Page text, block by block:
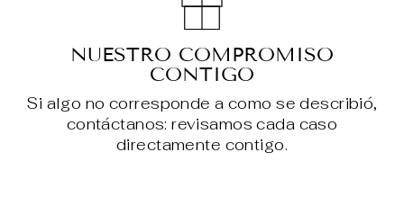
NUESTRO COMPROMISO
CONTIGO
Si algo no corresponde a como se describió,
contáctanos: revisamos cada caso
directamente contigo.